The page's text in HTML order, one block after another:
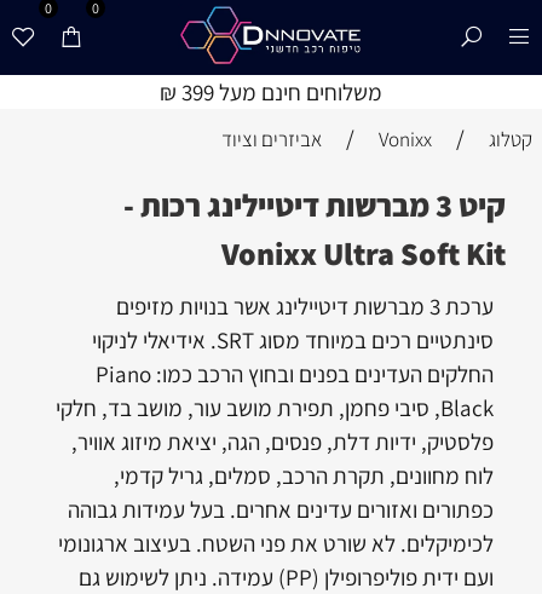
משלוחים חינם מעל 399 ₪
0 0
קטלוג /
Vonixx
/ אביזרים וציוד
קיט 3 מברשות דיטיילינג רכות -
Vonixx Ultra Soft Kit
ערכת 3 מברשות דיטיילינג אשר בנויות מזיפים
סינתטיים רכים במיוחד מסוג SRT. אידיאלי לניקוי
החלקים העדינים בפנים ובחוץ הרכב כמו: Piano
Black, סיבי פחמן, תפירת מושב עור, מושב בד, חלקי
פלסטיק, ידיות דלת, פנסים, הגה, יציאת מיזוג אוויר,
לוח מחוונים, תקרת הרכב, סמלים, גריל קדמי,
כפתורים ואזורים עדינים אחרים. בעל עמידות גבוהה
לכימיקלים. לא שורט את פני השטח. בעיצוב ארגונומי
ועם ידית פוליפרופילן (PP) עמידה. ניתן לשימוש גם